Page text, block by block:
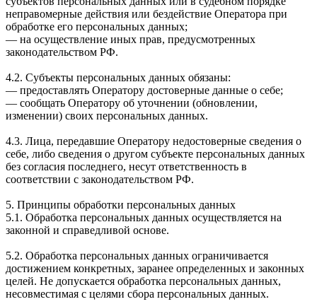
неправомерные действия или бездействие Оператора при
обработке его персональных данных;
— на осуществление иных прав, предусмотренных
законодательством РФ.
4.2. Субъекты персональных данных обязаны:
— предоставлять Оператору достоверные данные о себе;
— сообщать Оператору об уточнении (обновлении,
изменении) своих персональных данных.
4.3. Лица, передавшие Оператору недостоверные сведения о
себе, либо сведения о другом субъекте персональных данных
без согласия последнего, несут ответственность в
соответствии с законодательством РФ.
5. Принципы обработки персональных данных
5.1. Обработка персональных данных осуществляется на
законной и справедливой основе.
5.2. Обработка персональных данных ограничивается
достижением конкретных, заранее определенных и законных
целей. Не допускается обработка персональных данных,
несовместимая с целями сбора персональных данных.